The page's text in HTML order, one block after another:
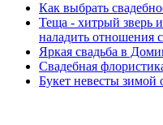
Как выбрать
Теща - хитрый зверь
наладить отношения
Яркая свадьба в
Свадебная
Букет невесты зимой